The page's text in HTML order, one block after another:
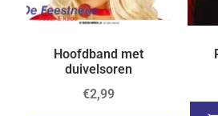
Hoofdband met
duivelsoren
€2,99